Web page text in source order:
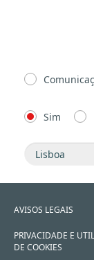
Sim
AVISOS LEGAIS
PRIVACIDADE E
DE COOKIES